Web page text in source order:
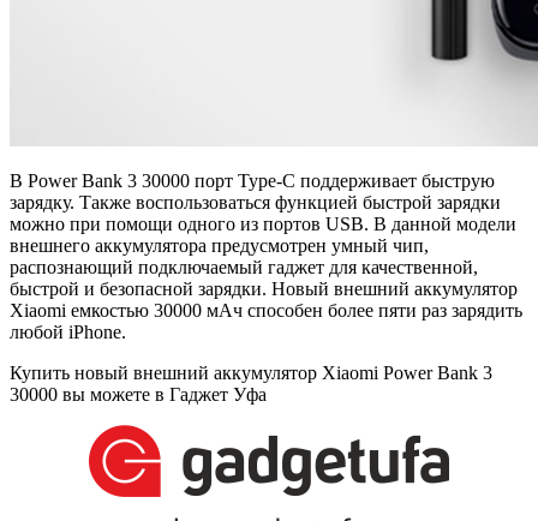
В Power Bank 3 30000 порт Type-C поддерживает быструю
зарядку. Также воспользоваться функцией быстрой зарядки
можно при помощи одного из портов USB. В данной модели
внешнего аккумулятора предусмотрен умный чип,
распознающий подключаемый гаджет для качественной,
быстрой и безопасной зарядки. Новый внешний аккумулятор
Xiaomi емкостью 30000 мАч способен более пяти раз зарядить
любой iPhone.
Купить новый внешний аккумулятор Xiaomi Power Bank 3
30000 вы можете в Гаджет Уфа